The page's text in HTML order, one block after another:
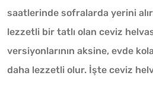
saatlerinde sofralarda yerini
lezzetli bir tatlı olan ceviz
versiyonlarının aksine, evde
daha lezzetli olur. İşte ceviz